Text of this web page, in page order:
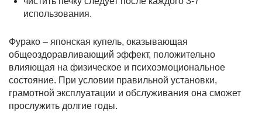
использования.
Фурако – японская купель, оказывающая
общеоздоравливающий эффект, положительно
влияющая на физическое и психоэмоциональное
состояние. При условии правильной установки,
грамотной эксплуатации и обслуживания она сможет
прослужить долгие годы.